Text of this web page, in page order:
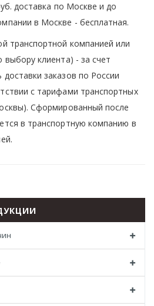
доставка по Москве и до
в Москве - бесплатная.
транспортной компанией или
выбору клиента) - за счет
заказов по России
с тарифами транспортных
Сформированный после
в транспортную компанию в